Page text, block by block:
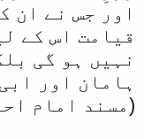
اور جس نے ان
قیامت اس کے
نہیں ہو گی
ہامان اور
(مسند امام